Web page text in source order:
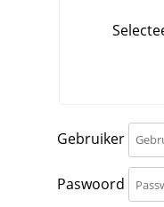
Gebruiker
Paswoord